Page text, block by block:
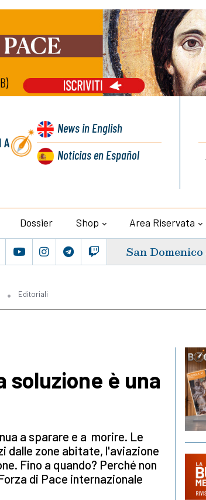
A
Newsin English
Noticiasen Español
Dossier Shop Area Riservata
San Domenico
Editoriali
soluzione è una
a sparare e a morire. Le
dalle zone abitate, l'aviazione
Fino a quando? Perché non
di Pace internazionale